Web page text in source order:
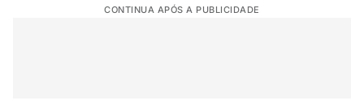
CONTINUA APÓS A PUBLICIDADE